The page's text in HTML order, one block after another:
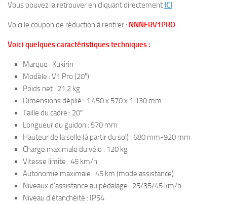
Vous pouvez la retrouver en cliquant directement ICI.
Voici le coupon de réduction à rentrer : NNNFRV1PRO
Voici quelques caractéristiques techniques :
Marque : Kukirin
Modèle : V1 Pro (20″)
Poids net : 21,2 kg
Dimensions déplié : 1 450 x 570 x 1 130 mm
Taille du cadre : 20″
Longueur du guidon : 570 mm
Hauteur de la selle (à partir du sol) : 680 mm-920 mm
Charge maximale du vélo : 120 kg
Vitesse limite : 45 km/h
Autonomie maximale : 45 km (mode assistance)
Niveaux d’assistance au pédalage : 25/35/45 km/h
Niveau d’étanchéité : IP54